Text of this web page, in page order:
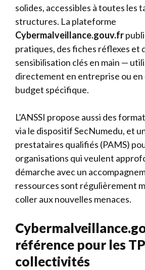
solides, accessibles à toutes les
structures. La plateforme
Cybermalveillance.gouv.fr
pratiques, des fiches réflexes et
sensibilisation clés en main —
directement en entreprise ou
budget spécifique.
L’ANSSI propose aussi des
via le dispositif SecNumedu, et
prestataires qualifiés (PAMS)
organisations qui veulent
démarche avec un
ressources sont régulièrement
coller aux nouvelles menaces.
référence pour les
collectivités